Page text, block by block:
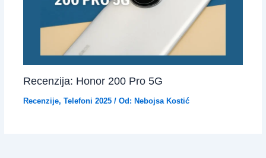
Recenzija: Honor 200 Pro 5G
Recenzije, Telefoni 2025/ Od: Nebojsa Kostić